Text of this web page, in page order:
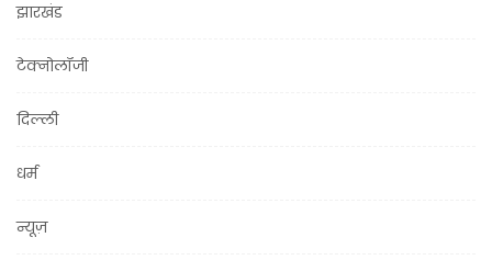
झारखंड
टेक्नोलॉजी
दिल्ली
धर्म
न्यूज़